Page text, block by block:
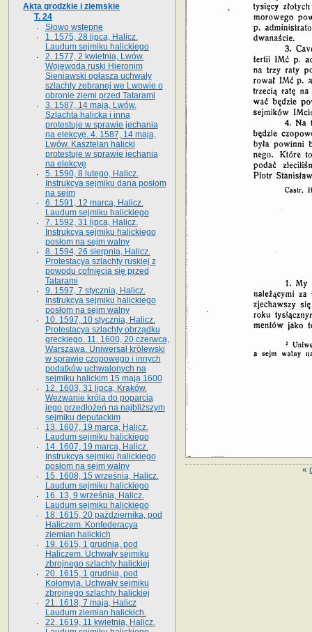
«
Akta grodzkie i ziemskie
T. 24
Słowo wstępne
1. 1575, 28 lipca, Halicz.
Laudum sejmiku halickiego
2. 1577, 2 kwietnia, Lwów.
Wojewoda ruski Hieronim
Sieniawski ogłasza uchwały
szlachty zebranej we Lwowie o
obronie ziemi przed Tatarami
3. 1587, 14 maja, Lwów.
Szlachta halicka i inna
protestuje w sprawie jechania
na elekcyę. 4. 1587, 14 maja,
Lwów. Kasztelan halicki
protestuje w sprawie jechania
na elekcyę
5. 1590, 8 lutego, Halicz.
Instrukcya sejmiku dana posłom
na sejm
6. 1591, 12 marca, Halicz.
Laudum sejmiku halickiego
7. 1592, 31 lipca, Halicz.
Instrukcya sejmiku halickiego
posłom na sejm walny
8. 1594, 26 sierpnia, Halicz.
Protestacya szlachty ruskiej z
powodu cofnięcia się przed
Tatarami
9. 1597, 7 stycznia, Halicz.
Instrukcya sejmiku halickiego
posłom na sejm walny
10. 1597, 10 stycznia, Halicz.
Protestacya szlachty obrządku
greckiego. 11. 1600, 20 czerwca,
Warszawa. Uniwersał królewski
w sprawie czopowego i innych
podatków uchwalonych na
sejmiku halickim 15 maja 1600
12. 1603, 31 lipca, Kraków.
Wezwanie króla do poparcia
jego przedłożeń na najbliższym
sejmiku deputackim
13. 1607, 19 marca, Halicz.
Laudum sejmiku halickiego
14. 1607, 19 marca, Halicz.
Instrukcya sejmiku halickiego
posłom na sejm walny
15. 1608, 15 września, Halicz.
Laudum sejmiku halickiego
16. 13, 9 września, Halicz.
Laudum sejmiku halickiego
18. 1615, 20 października, pod
Haliczem. Konfederacya
ziemian halickich
19. 1615, 1 grudnia, pod
Haliczem. Uchwały sejmiku
zbrojnego szlachty halickiej
20. 1615, 1 grudnia, pod
Kołomyją. Uchwały sejmiku
zbrojnego szlachty halickiej
21. 1618, 7 maja, Halicz
Laudum ziemian halickich.
22. 1619, 11 kwietnia, Halicz.